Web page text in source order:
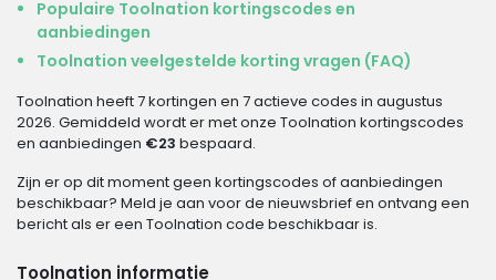
Populaire Toolnation kortingscodes en
aanbiedingen
Toolnation veelgestelde korting vragen (FAQ)
Toolnation heeft 7 kortingen en 7 actieve codes in augustus
2026. Gemiddeld wordt er met onze Toolnation kortingscodes
en aanbiedingen €23 bespaard.
Zijn er op dit moment geen kortingscodes of aanbiedingen
beschikbaar? Meld je aan voor de nieuwsbrief en ontvang een
bericht als er een Toolnation code beschikbaar is.
Toolnation informatie